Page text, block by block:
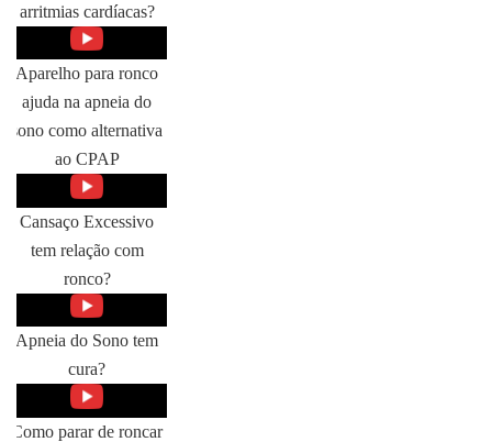
arritmias cardíacas?
Aparelho para ronco
ajuda na apneia do
sono como alternativa
ao CPAP
Cansaço Excessivo
tem relação com
ronco?
Apneia do Sono tem
cura?
Como parar de roncar